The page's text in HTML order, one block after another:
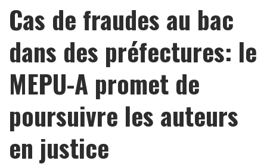
Cas de fraudes au bac
dans des préfectures: le
MEPU-A promet de
poursuivre les auteurs
en justice